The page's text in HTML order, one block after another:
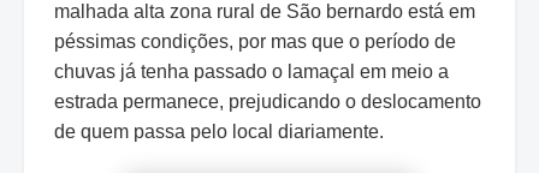
malhada alta zona rural de São bernardo está em
péssimas condições, por mas que o período de
chuvas já tenha passado o lamaçal em meio a
estrada permanece, prejudicando o deslocamento
de quem passa pelo local diariamente.